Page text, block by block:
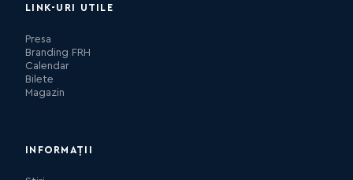
LINK-URI UTILE
Presa
Branding FRH
Calendar
Bilete
Magazin
INFORMAȚII